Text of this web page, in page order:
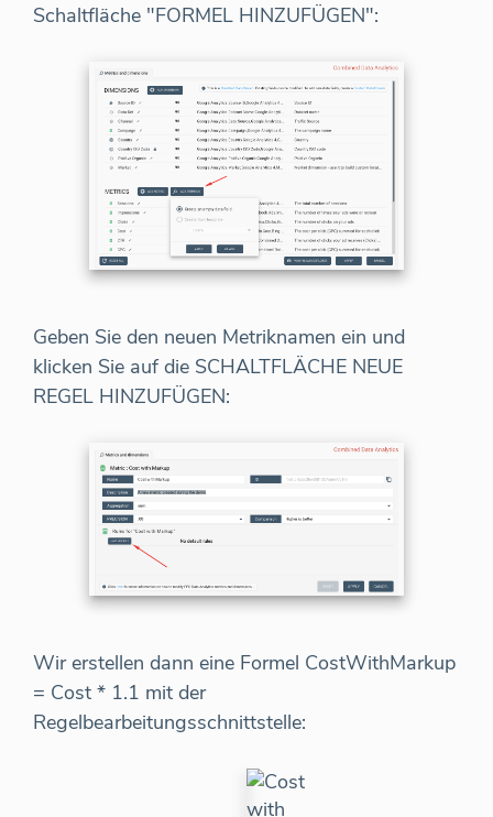
Schaltfläche "FORMEL HINZUFÜGEN":
Geben Sie den neuen Metriknamen ein und
klicken Sie auf die SCHALTFLÄCHE NEUE
REGEL HINZUFÜGEN:
Wir erstellen dann eine Formel CostWithMarkup
= Cost * 1.1 mit der
Regelbearbeitungsschnittstelle: